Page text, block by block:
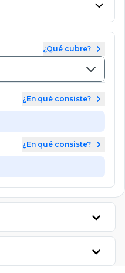
¿Qué cubre?
¿En qué consiste?
¿En qué consiste?